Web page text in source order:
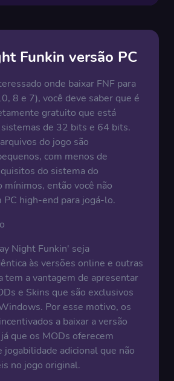
Funkin versão PC
onde baixar FNF para
8 e 7), você deve saber que é
gratuito que está
de 32 bits e 64 bits.
do jogo são
com menos de
do sistema do
mínimos, então você não
PC high-end para jogá-lo.
Night Funkin' seja
às versões online e outras
tem a vantagem de apresentar
e Skins que são exclusivos
Por esse motivo, os
a baixar a versão
que os MODs oferecem
jogabilidade adicional que não
no jogo original.